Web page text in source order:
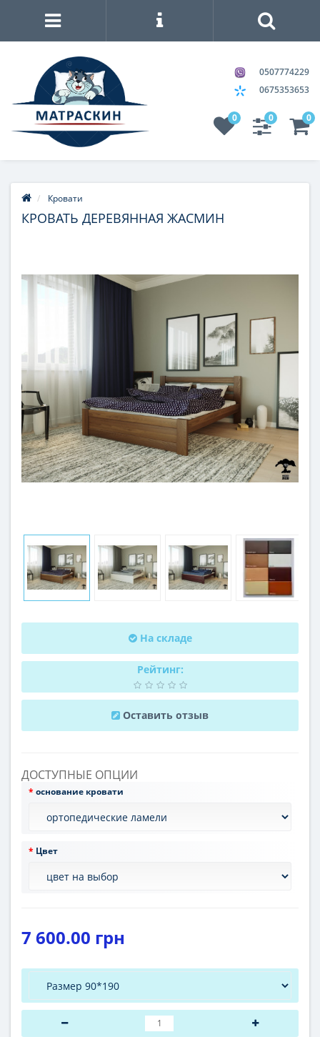
0507774229
0675353653
0 0 0
Кровати
КРОВАТЬ ДЕРЕВЯННАЯ ЖАСМИН
На складе
Рейтинг:
Оставить отзыв
ДОСТУПНЫЕ ОПЦИИ
основание кровати
Цвет
7 600.00 грн